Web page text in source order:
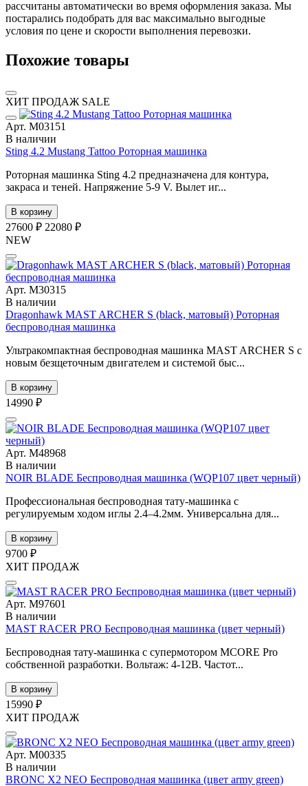
рассчитаны автоматически во время оформления заказа. Мы
постарались подобрать для вас максимально выгодные
условия по цене и скорости выполнения перевозки.
Похожие товары
ХИТ ПРОДАЖ SALE
Арт. М03151
В наличии
Sting 4.2 Mustang Tattoo Роторная машинка
Роторная машинка Sting 4.2 предназначена для контура,
закраса и теней. Напряжение 5-9 V. Вылет иг...
В корзину
27600 ₽ 22080 ₽
NEW
Арт. М30315
В наличии
Dragonhawk MAST ARCHER S (black, матовый) Роторная
беспроводная машинка
Ультракомпактная беспроводная машинка MAST ARCHER S с
новым безщеточным двигателем и системой быс...
В корзину
14990 ₽
Арт. М48968
В наличии
NOIR BLADE Беспроводная машинка (WQP107 цвет черный)
Профессиональная беспроводная тату-машинка с
регулируемым ходом иглы 2.4–4.2мм. Универсальна для...
В корзину
9700 ₽
ХИТ ПРОДАЖ
Арт. М97601
В наличии
MAST RACER PRO Беспроводная машинка (цвет черный)
Беспроводная тату-машинка с супермотором MCORE Pro
собственной разработки. Вольтаж: 4-12В. Частот...
В корзину
15990 ₽
ХИТ ПРОДАЖ
Арт. М00335
В наличии
BRONC X2 NEO Беспроводная машинка (цвет army green)